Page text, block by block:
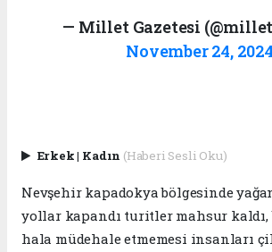
— Millet Gazetesi
November 24, 2024
Erkek| Kadın (Haberi Sesli Oku)
Nevşehir kapadokya bölgesinde
yollar kapandı turitler mahsur
hala müdehale etmemesi insanları